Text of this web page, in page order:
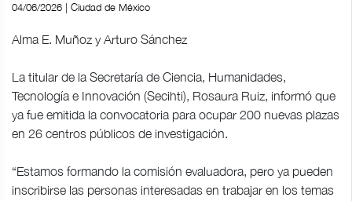
04/06/2026 | Ciudad de México
Alma E. Muñoz y Arturo Sánchez
La titular de la Secretaría de Ciencia, Humanidades,
Tecnología e Innovación (Secihti), Rosaura Ruiz, informó que
ya fue emitida la convocatoria para ocupar 200 nuevas plazas
en 26 centros públicos de investigación.
“Estamos formando la comisión evaluadora, pero ya pueden
inscribirse las personas interesadas en trabajar en los temas